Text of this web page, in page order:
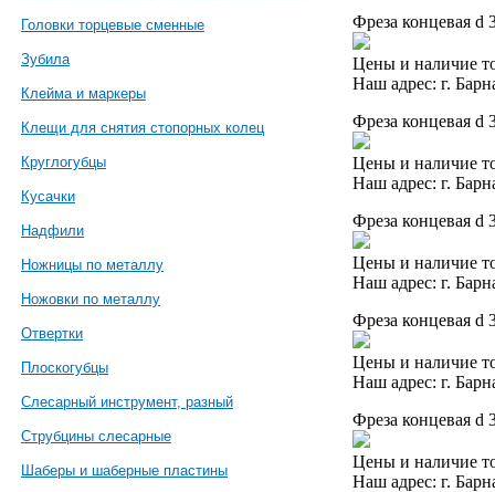
Головки торцевые сменные
Зубила
Клейма и маркеры
Клещи для снятия стопорных колец
Круглогубцы
Кусачки
Надфили
Ножницы по металлу
Ножовки по металлу
Отвертки
Плоскогубцы
Слесарный инструмент, разный
Струбцины слесарные
Шаберы и шаберные пластины
Фреза концевая
Цены и наличие
Наш адрес: г.
Фреза концевая
Цены и наличие
Наш адрес: г.
Фреза концевая
Цены и наличие
Наш адрес: г.
Фреза концевая
Цены и наличие
Наш адрес: г.
Фреза концевая
Цены и наличие
Наш адрес: г.